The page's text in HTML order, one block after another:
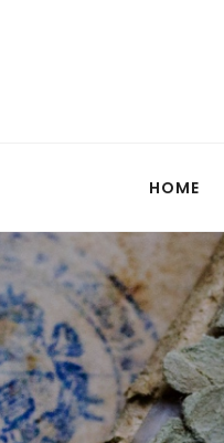
HOME